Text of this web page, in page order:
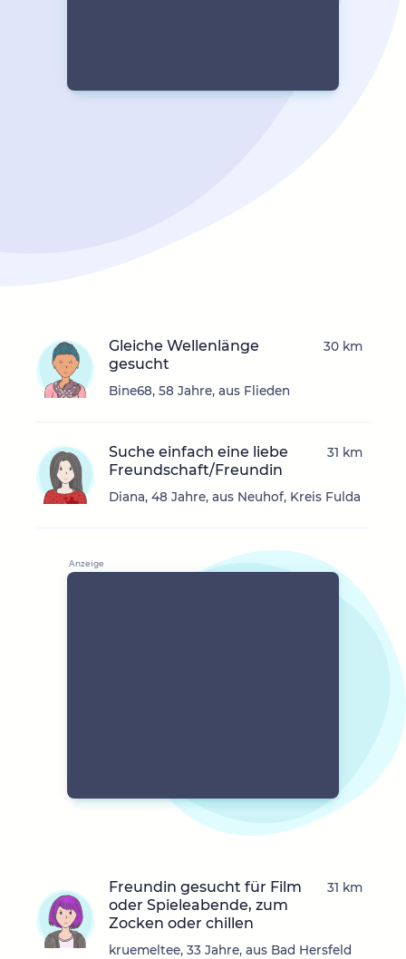
Gleiche Wellenlänge
gesucht
Bine68, 58 Jahre, aus Flieden
30 km
Suche einfach eine liebe
Freundschaft/Freundin
Diana, 48 Jahre, aus Neuhof, Kreis Fulda
31 km
Freundin gesucht für Film
oder Spieleabende, zum
Zocken oder chillen
kruemeltee, 33 Jahre, aus Bad Hersfeld
31 km